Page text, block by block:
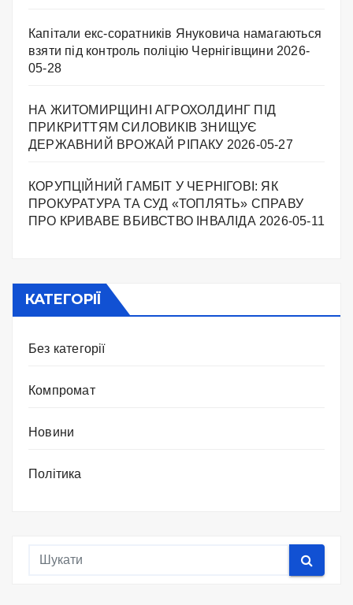
Капітали екс-соратників Януковича намагаються
взяти під контроль поліцію Чернігівщини 2026-
05-28
НА ЖИТОМИРЩИНІ АГРОХОЛДИНГ ПІД
ПРИКРИТТЯМ СИЛОВИКІВ ЗНИЩУЄ
ДЕРЖАВНИЙ ВРОЖАЙ РІПАКУ ​ 2026-05-27
КОРУПЦІЙНИЙ ГАМБІТ У ЧЕРНІГОВІ: ЯК
ПРОКУРАТУРА ТА СУД «ТОПЛЯТЬ» СПРАВУ
ПРО КРИВАВЕ ВБИВСТВО ІНВАЛІДА 2026-05-11
КАТЕГОРІЇ
Без категорії
Компромат
Новини
Політика